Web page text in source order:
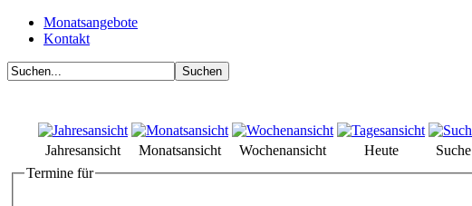
Monatsangebote
Kontakt
Jahresansicht Monatsansicht Wochenansicht Heute Suche
Termine für